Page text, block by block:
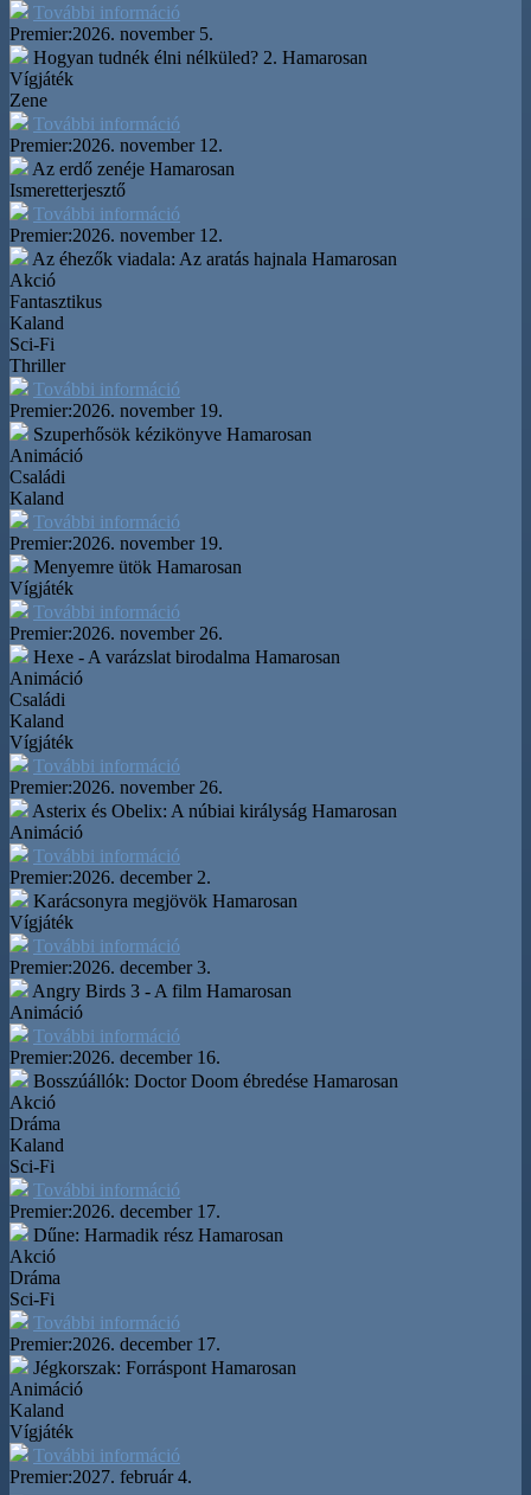
További információ
Premier:2026. november 5.
Hogyan tudnék élni nélküled? 2. Hamarosan
Vígjáték
Zene
További információ
Premier:2026. november 12.
Az erdő zenéje Hamarosan
Ismeretterjesztő
További információ
Premier:2026. november 12.
Az éhezők viadala: Az aratás hajnala Hamarosan
Akció
Fantasztikus
Kaland
Sci-Fi
Thriller
További információ
Premier:2026. november 19.
Szuperhősök kézikönyve Hamarosan
Animáció
Családi
Kaland
További információ
Premier:2026. november 19.
Menyemre ütök Hamarosan
Vígjáték
További információ
Premier:2026. november 26.
Hexe - A varázslat birodalma Hamarosan
Animáció
Családi
Kaland
Vígjáték
További információ
Premier:2026. november 26.
Asterix és Obelix: A núbiai királyság Hamarosan
Animáció
További információ
Premier:2026. december 2.
Karácsonyra megjövök Hamarosan
Vígjáték
További információ
Premier:2026. december 3.
Angry Birds 3 - A film Hamarosan
Animáció
További információ
Premier:2026. december 16.
Bosszúállók: Doctor Doom ébredése Hamarosan
Akció
Dráma
Kaland
Sci-Fi
További információ
Premier:2026. december 17.
Dűne: Harmadik rész Hamarosan
Akció
Dráma
Sci-Fi
További információ
Premier:2026. december 17.
Jégkorszak: Forráspont Hamarosan
Animáció
Kaland
Vígjáték
További információ
Premier:2027. február 4.